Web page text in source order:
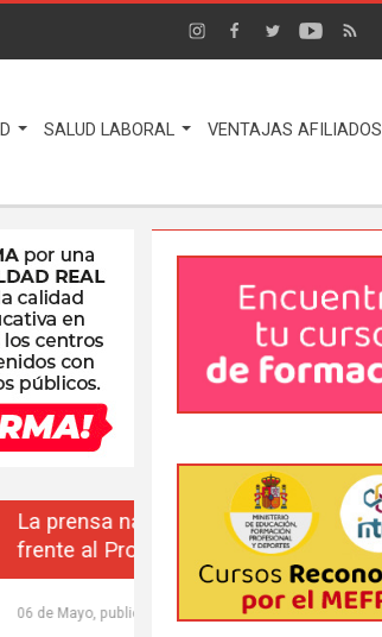
SALUD LABORAL VENTAJAS AFILIADOS
FEUSO